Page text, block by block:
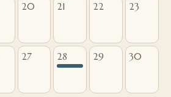
20 21 22 23
27 28 29 30